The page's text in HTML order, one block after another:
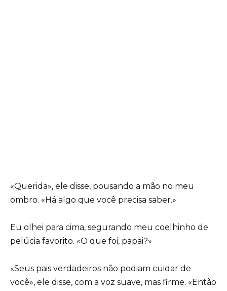
«Querida», ele disse, pousando a mão no meu
ombro. «Há algo que você precisa saber.»
Eu olhei para cima, segurando meu coelhinho de
pelúcia favorito. «O que foi, papai?»
«Seus pais verdadeiros não podiam cuidar de
você», ele disse, com a voz suave, mas firme. «Então